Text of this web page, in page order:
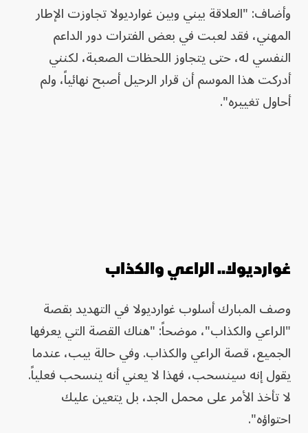
وأضاف: "العلاقة بيني وبين غوارديولا تجاوزت الإطار
المهني، فقد لعبت في بعض الفترات دور الداعم
النفسي له، حتى يتجاوز اللحظات الصعبة، لكنني
أدركت هذا الموسم أن قرار الرحيل أصبح نهائياً، ولم
أحاول تغييره".
غوارديولا.. الراعي والكذاب
وصف المبارك أسلوب غوارديولا في التهديد بقصة
"الراعي والكذاب"، موضحاً: "هناك القصة التي يعرفها
الجميع، قصة الراعي والكذاب. وفي حالة بيب، عندما
يقول إنه سينسحب، فهذا لا يعني أنه ينسحب فعلياً.
لا تأخذ الأمر على محمل الجد، بل يتعين عليك
احتواؤه".